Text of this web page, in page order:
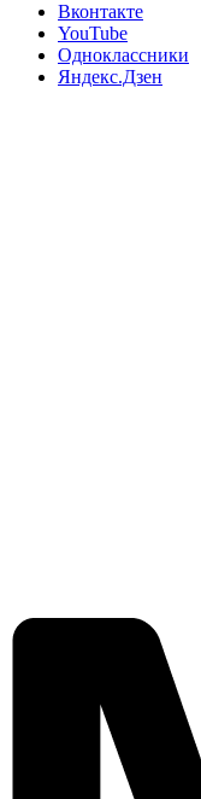
Вконтакте
YouTube
Одноклассники
Яндекс.Дзен